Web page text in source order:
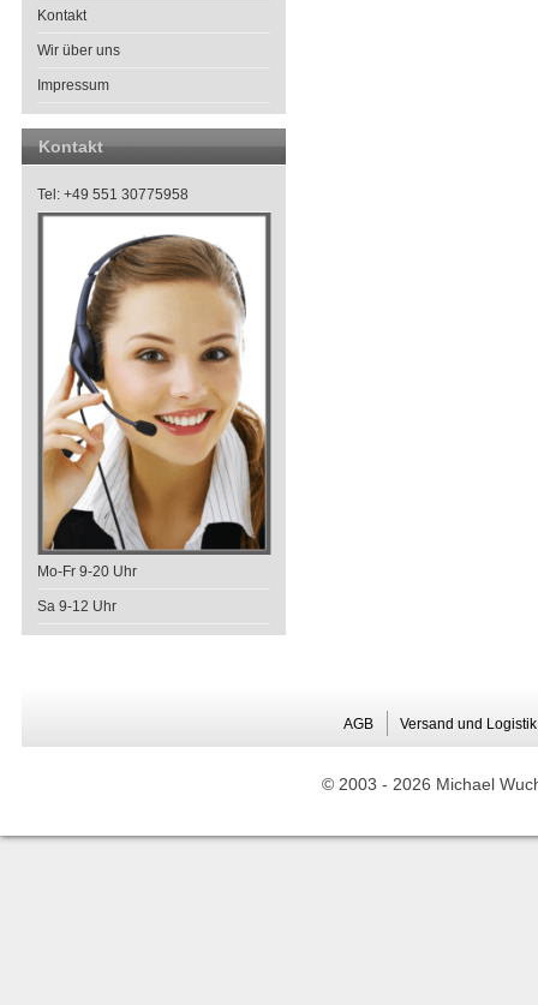
Kontakt
Wir über uns
Impressum
Kontakt
Tel: +49 551 30775958
Mo-Fr 9-20 Uhr
Sa 9-12 Uhr
AGB Versand und Logistik
© 2003 - 2026 Michael